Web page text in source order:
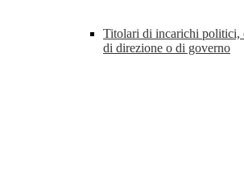
Titolari di incarichi politici,
di direzione o di governo